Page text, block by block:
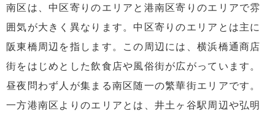
南区は、中区寄りのエリアと港南区寄りのエリアで雰
囲気が大きく異なります。中区寄りのエリアとは主に
阪東橋周辺を指します。この周辺には、横浜橋通商店
街をはじめとした飲食店や風俗街が広がっています。
昼夜問わず人が集まる南区随一の繁華街エリアです。
一方港南区よりのエリアとは、井土ヶ谷駅周辺や弘明